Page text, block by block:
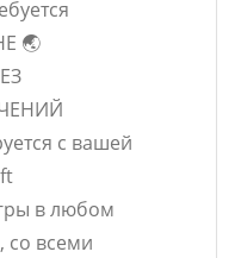
🌏
с вашей
в любом
со всеми